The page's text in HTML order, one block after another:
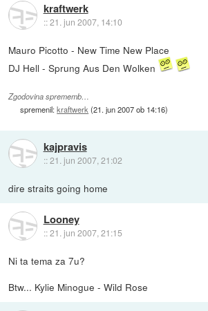
kraftwerk
::21. jun 2007, 14:10
Mauro Picotto - New Time New Place
DJ Hell - Sprung Aus Den Wolken
Zgodovina sprememb…
spremenil:kraftwerk (21. jun 2007 ob 14:16)
kajpravis
::21. jun 2007, 21:02
dire straits going home
Looney
::21. jun 2007, 21:15
Ni ta tema za 7u?
Btw... Kylie Minogue - Wild Rose